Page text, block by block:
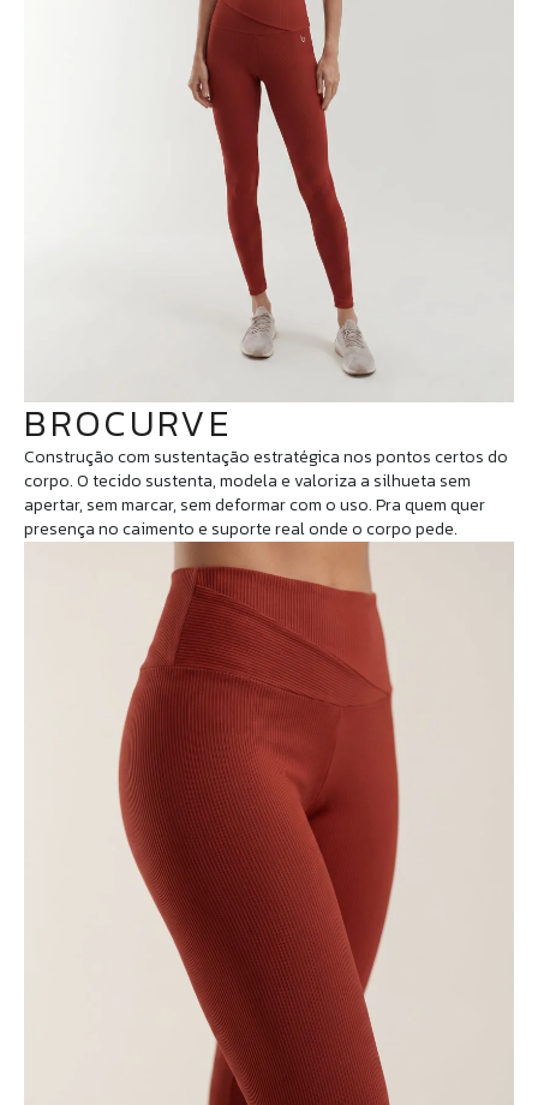
BROCURVE
Construção com sustentação estratégica nos pontos certos do
corpo. O tecido sustenta, modela e valoriza a silhueta sem
apertar, sem marcar, sem deformar com o uso. Pra quem quer
presença no caimento e suporte real onde o corpo pede.